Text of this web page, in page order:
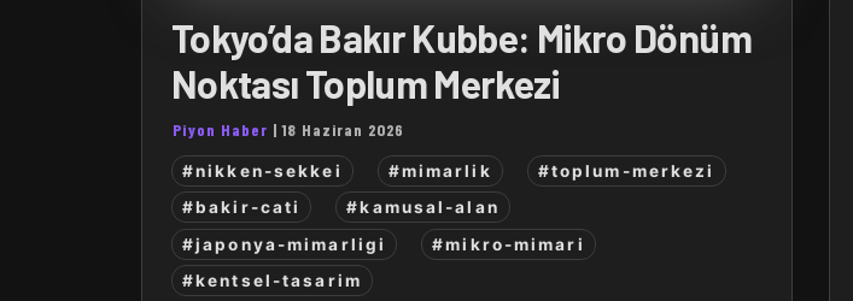
Tokyo’da Bakır Kubbe: Mikro Dönüm
Noktası Toplum Merkezi
Piyon Haber |18 Haziran 2026
#nikken-sekkei #mimarlik
#toplum-merkezi
#bakir-cati
#kamusal-alan
#japonya-mimarligi
#mikro-mimari
#kentsel-tasarim